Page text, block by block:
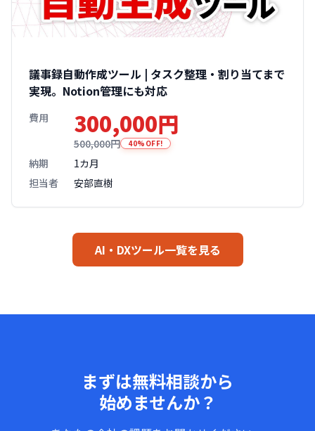
議事録自動作成ツール | タスク整理・割り当てまで
実現。Notion管理にも対応
費用 300,000円
500,000円 40%OFF!
納期
1カ月
担当者
安部直樹
AI・DXツール一覧を見る
まずは無料相談から
始めませんか？